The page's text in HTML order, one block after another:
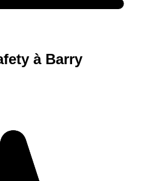
à Barry